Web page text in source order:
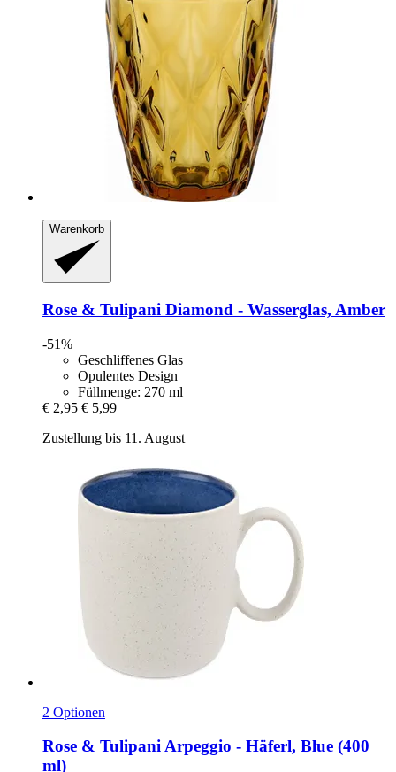
Warenkorb
Rose & Tulipani Diamond -​ Wasserglas, Amber
-51%
Geschliffenes Glas
Opulentes Design
Füllmenge: 270 ml
€ 2,95 € 5,99
Zustellung bis 11. August
2 Optionen
Rose & TulipaniArpeggio -​ Häferl, Blue (400
ml)